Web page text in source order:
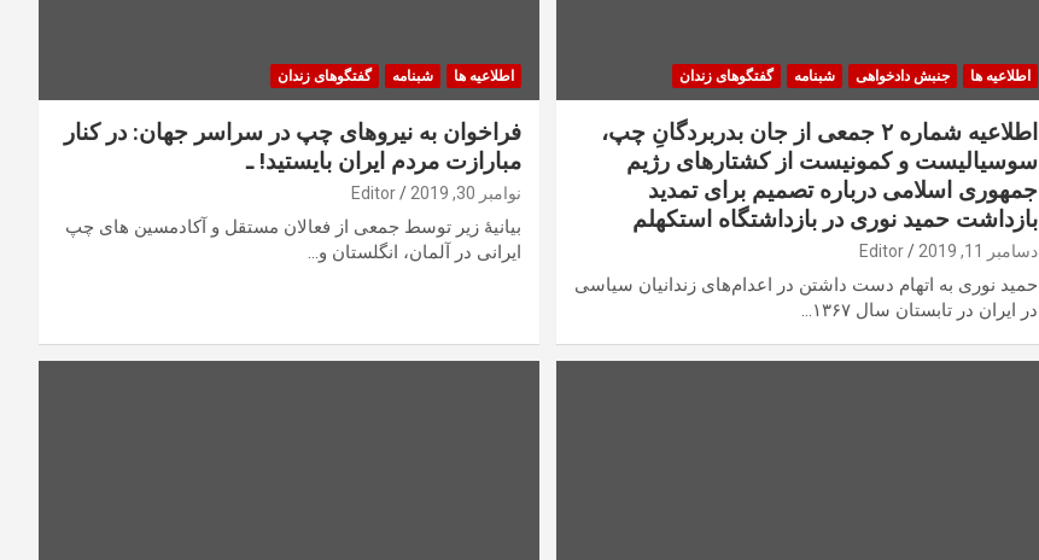
اطلاعیه ها جنبش دادخواهی شبنامه گفتگوهای زندان
اطلاعیه شماره ۲ جمعی از جان بدربردگانِ چپ،
سوسیالیست و کمونیست از کشتارهای رژیم
جمهوری اسلامی درباره تصمیم برای تمدید
بازداشت حمید نوری در بازداشتگاه استکهلم
دسامبر 11, 2019 Editor
حمید نوری به اتهام دست داشتن در اعدام‌های زندانیان سیاسی
در ایران در تابستان سال ۱۳۶۷…
اطلاعیه ها شبنامه گفتگوهای زندان
فراخوان به نیروهای چپ در سراسر جهان: در کنار
مبارازت مردم ایران بایستید! ـ
نوامبر 30, 2019 Editor
بیانیۀ زیر توسط جمعی از فعالان مستقل و آکادمسین های چپ
ایرانی در آلمان، انگلستان و…